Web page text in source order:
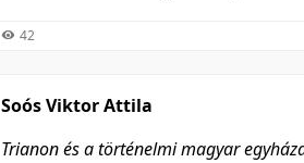
42
Soós Viktor Attila
Trianon és a történelmi magyar